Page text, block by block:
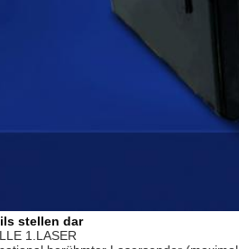
stellen dar
1.LASER